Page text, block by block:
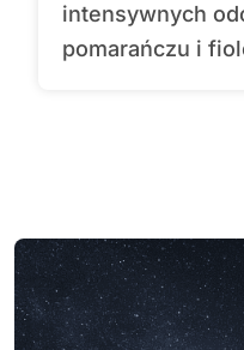
intensywnych
pomarańczu i